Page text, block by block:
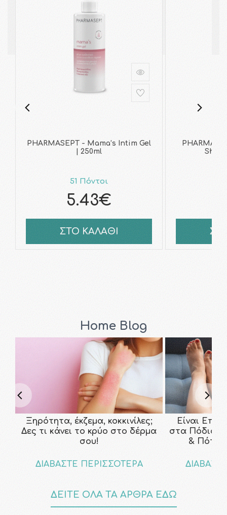
PHARMASEPT - Mama’s Intim Gel
| 250ml
51 Πόντοι
5.43€
ΣΤΟ ΚΑΛΑΘΙ
Home Blog
Ξηρότητα, έκζεμα, κοκκινίλες;
Δες τι κάνει το κρύο στο δέρμα
σου!
ΔΙΑΒΑΣΤΕ ΠΕΡΙΣΣΟΤΕΡΑ
Είναι
στα Πόδια;
& Πότε
ΔΕΙΤΕ ΟΛΑ ΤΑ ΑΡΘΡΑ ΕΔΩ